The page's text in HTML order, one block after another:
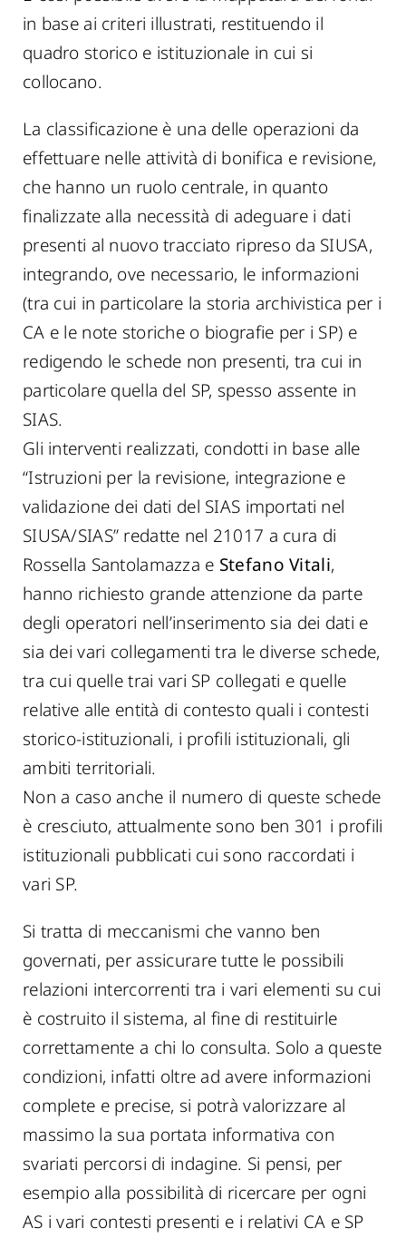
in base ai criteri illustrati, restituendo il
quadro storico e istituzionale in cui si
collocano.
La classificazione è una delle operazioni da
effettuare nelle attività di bonifica e revisione,
che hanno un ruolo centrale, in quanto
finalizzate alla necessità di adeguare i dati
presenti al nuovo tracciato ripreso da SIUSA,
integrando, ove necessario, le informazioni
(tra cui in particolare la storia archivistica per i
CA e le note storiche o biografie per i SP) e
redigendo le schede non presenti, tra cui in
particolare quella del SP, spesso assente in
SIAS.
Gli interventi realizzati, condotti in base alle
“Istruzioni per la revisione, integrazione e
validazione dei dati del SIAS importati nel
SIUSA/SIAS” redatte nel 21017 a cura di
Rossella Santolamazza e Stefano Vitali,
hanno richiesto grande attenzione da parte
degli operatori nell’inserimento sia dei dati e
sia dei vari collegamenti tra le diverse schede,
tra cui quelle trai vari SP collegati e quelle
relative alle entità di contesto quali i contesti
storico-istituzionali, i profili istituzionali, gli
ambiti territoriali.
Non a caso anche il numero di queste schede
è cresciuto, attualmente sono ben 301 i profili
istituzionali pubblicati cui sono raccordati i
vari SP.
Si tratta di meccanismi che vanno ben
governati, per assicurare tutte le possibili
relazioni intercorrenti tra i vari elementi su cui
è costruito il sistema, al fine di restituirle
correttamente a chi lo consulta. Solo a queste
condizioni, infatti oltre ad avere informazioni
complete e precise, si potrà valorizzare al
massimo la sua portata informativa con
svariati percorsi di indagine. Si pensi, per
esempio alla possibilità di ricercare per ogni
AS i vari contesti presenti e i relativi CA e SP